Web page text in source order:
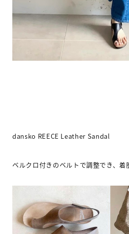
dansko REECE Leather Sandal
ベルクロ付きのベルトで調整でき、